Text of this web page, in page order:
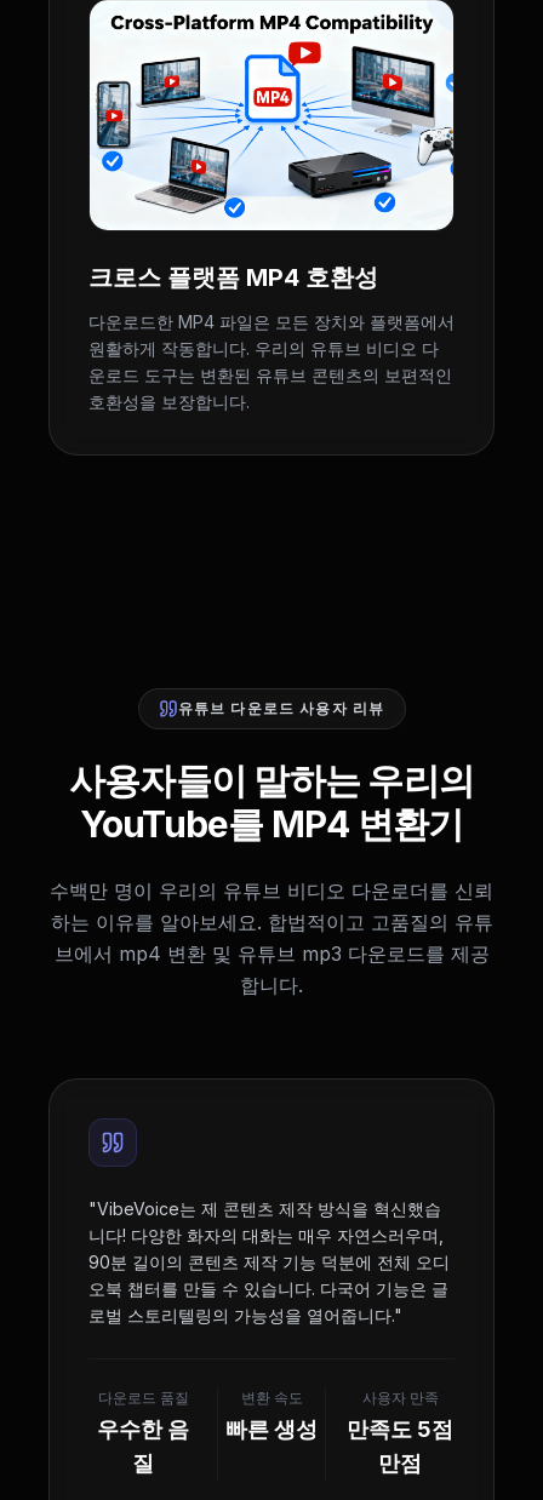
크로스 플랫폼 MP4 호환성
다운로드한 MP4 파일은 모든 장치와 플랫폼에서
원활하게 작동합니다. 우리의 유튜브 비디오 다
운로드 도구는 변환된 유튜브 콘텐츠의 보편적인
호환성을 보장합니다.
유튜브 다운로드 사용자 리뷰
사용자들이 말하는 우리의
YouTube를 MP4 변환기
수백만 명이 우리의 유튜브 비디오 다운로더를 신뢰
하는 이유를 알아보세요. 합법적이고 고품질의 유튜
브에서 mp4 변환 및 유튜브 mp3 다운로드를 제공
합니다.
"VibeVoice는 제 콘텐츠 제작 방식을 혁신했습
니다! 다양한 화자의 대화는 매우 자연스러우며,
90분 길이의 콘텐츠 제작 기능 덕분에 전체 오디
오북 챕터를 만들 수 있습니다. 다국어 기능은 글
로벌 스토리텔링의 가능성을 열어줍니다."
다운로드 품질
우수한 음
질
변환 속도
빠른 생성
사용자 만족
만족도 5점
만점